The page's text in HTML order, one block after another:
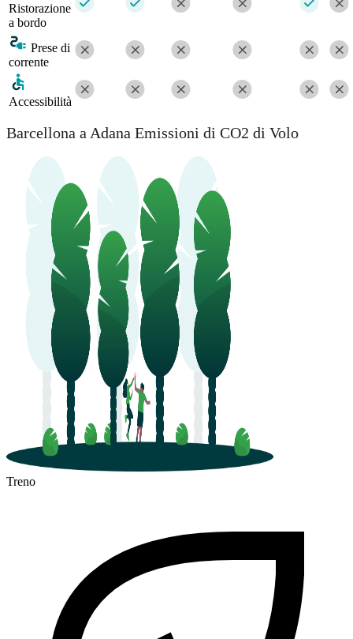
Ristorazione
a bordo
Prese di
corrente
Accessibilità
Barcellona a Adana Emissioni di CO2 di Volo
Treno